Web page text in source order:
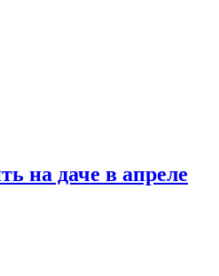
на даче в апреле